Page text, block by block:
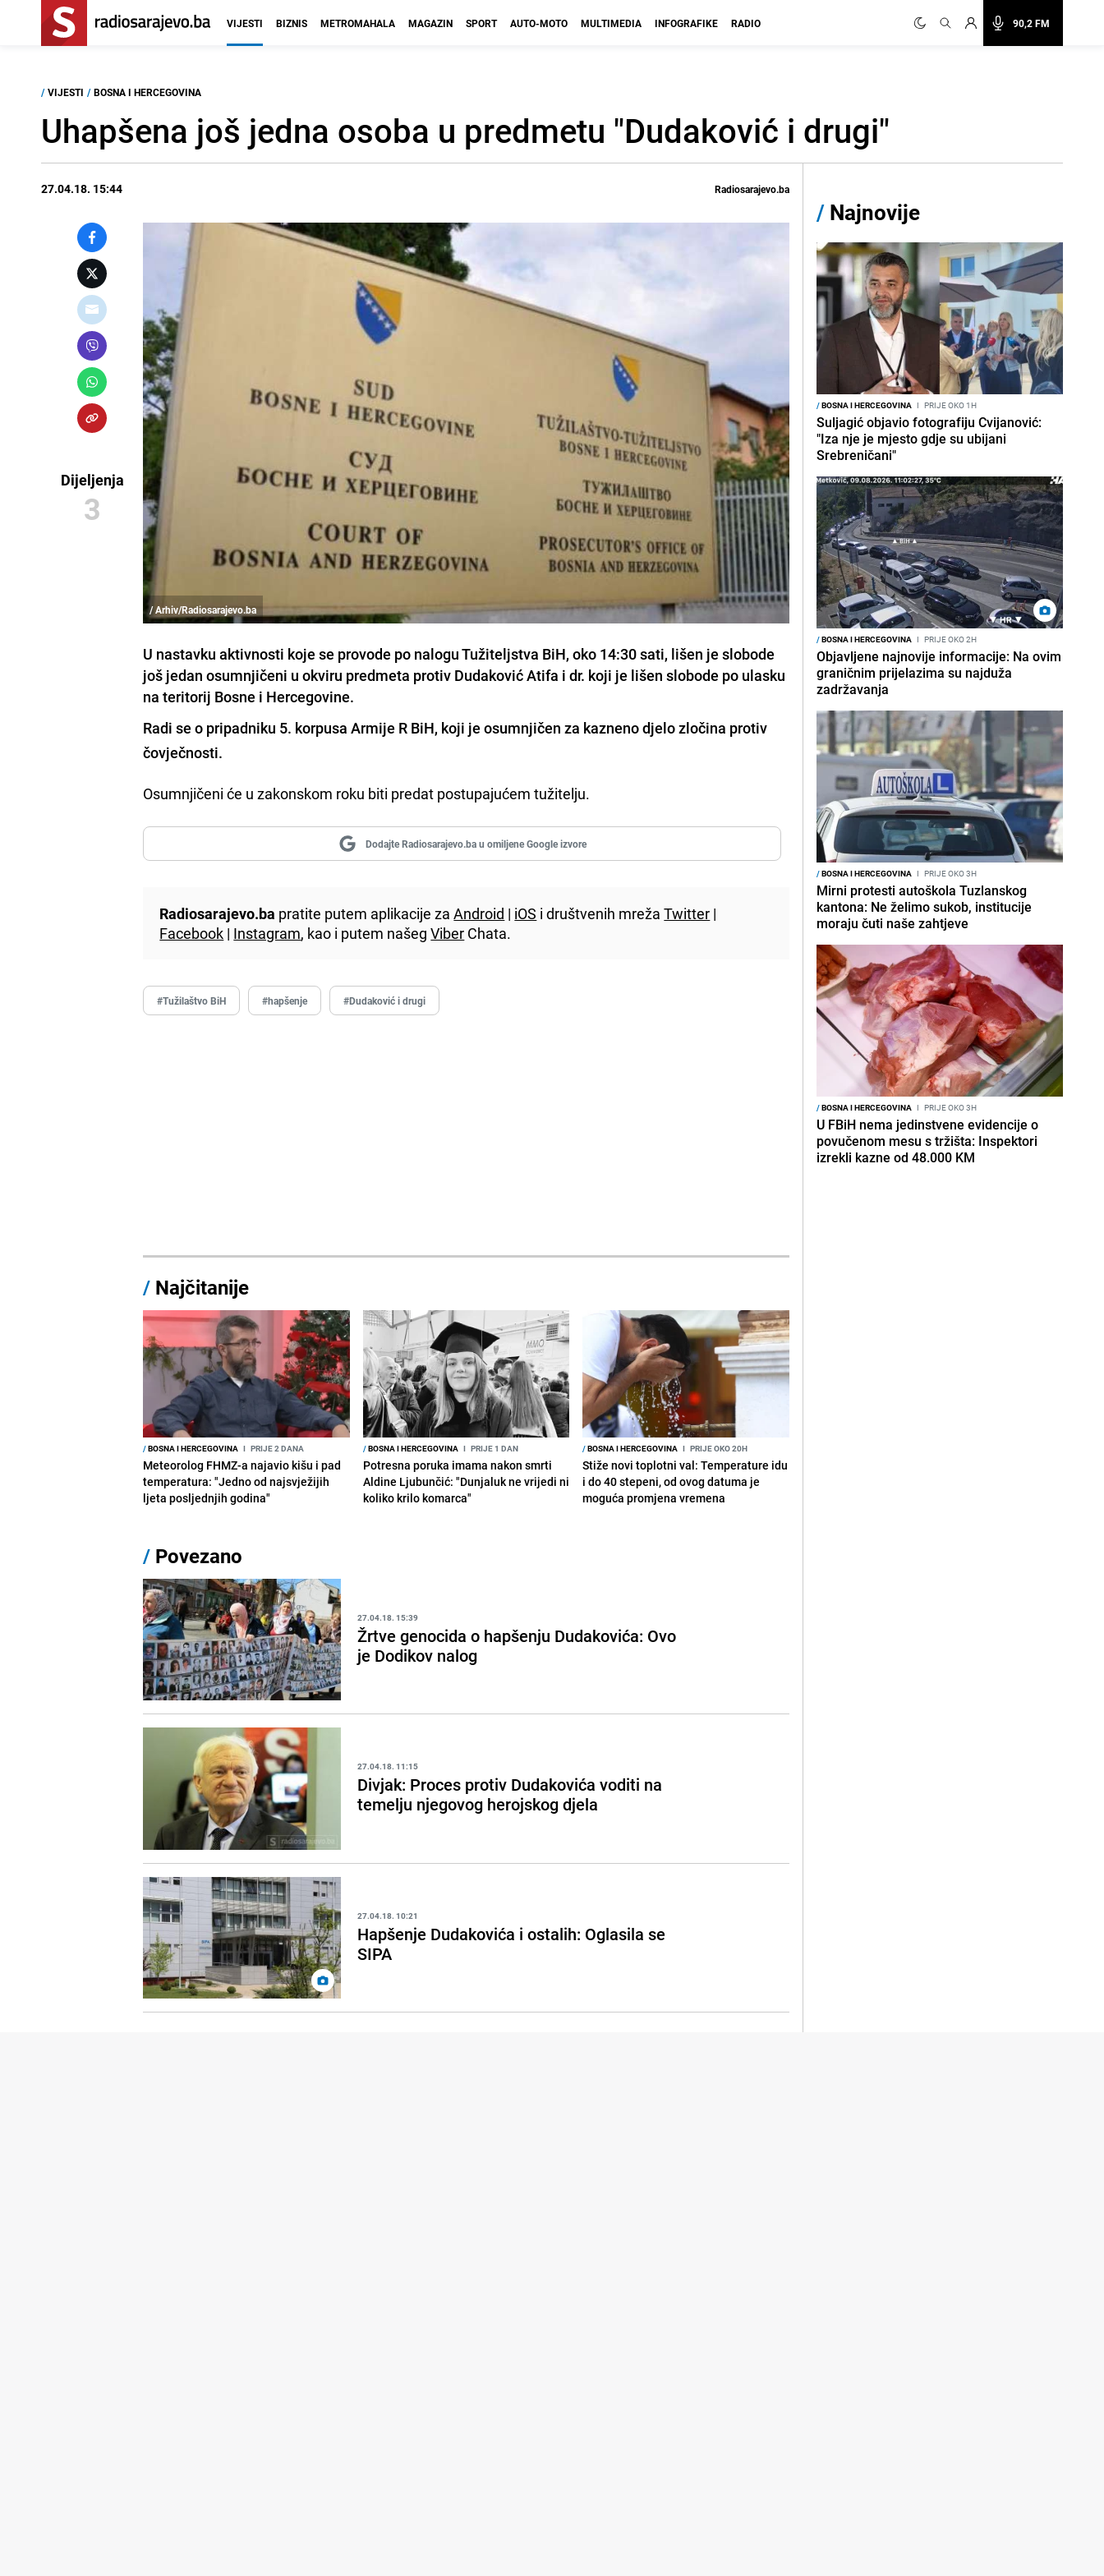
90,2 FM
VIJESTI BIZNIS METROMAHALA MAGAZIN SPORT AUTO-MOTO MULTIMEDIA INFOGRAFIKE RADIO
/ VIJESTI / BOSNA I HERCEGOVINA
Uhapšena još jedna osoba u predmetu "Dudaković i drugi"
27.04.18. 15:44 Radiosarajevo.ba
Dijeljenja
3
/ Arhiv/Radiosarajevo.ba
U nastavku aktivnosti koje se provode po nalogu Tužiteljstva BiH, oko 14:30 sati, lišen je slobode
još jedan osumnjičeni u okviru predmeta protiv Dudaković Atifa i dr. koji je lišen slobode po ulasku
na teritorij Bosne i Hercegovine.
Radi se o pripadniku 5. korpusa Armije R BiH, koji je osumnjičen za kazneno djelo zločina protiv
čovječnosti.
Osumnjičeni će u zakonskom roku biti predat postupajućem tužitelju.
Dodajte Radiosarajevo.ba u omiljene Google izvore
Radiosarajevo.ba pratite putem aplikacije zaAndroid | iOS i društvenih mrežaTwitter |
Facebook | Instagram, kao i putem našegViber Chata.
#Tužilaštvo BiH #hapšenje #Dudaković i drugi
/ Najčitanije
/BOSNA I HERCEGOVINA I PRIJE 2 DANA
Meteorolog FHMZ-a najavio kišu i pad
temperatura: "Jedno od najsvježijih
ljeta posljednjih godina"
/BOSNA I HERCEGOVINA I PRIJE 1 DAN
Potresna poruka imama nakon smrti
Aldine Ljubunčić: "Dunjaluk ne vrijedi ni
koliko krilo komarca"
/BOSNA I HERCEGOVINA I PRIJE OKO 20H
Stiže novi toplotni val: Temperature idu
i do 40 stepeni, od ovog datuma je
moguća promjena vremena
/ Povezano
27.04.18. 15:39
Žrtve genocida o hapšenju Dudakovića: Ovo
je Dodikov nalog
27.04.18. 11:15
Divjak: Proces protiv Dudakovića voditi na
temelju njegovog herojskog djela
27.04.18. 10:21
Hapšenje Dudakovića i ostalih: Oglasila se
SIPA
/ Najnovije
/BOSNA I HERCEGOVINA I PRIJE OKO 1H
Suljagić objavio fotografiju Cvijanović:
"Iza nje je mjesto gdje su ubijani
Srebreničani"
/BOSNA I HERCEGOVINA I PRIJE OKO 2H
Objavljene najnovije informacije: Na ovim
graničnim prijelazima su najduža
zadržavanja
/BOSNA I HERCEGOVINA I PRIJE OKO 3H
Mirni protesti autoškola Tuzlanskog
kantona: Ne želimo sukob, institucije
moraju čuti naše zahtjeve
/BOSNA I HERCEGOVINA I PRIJE OKO 3H
U FBiH nema jedinstvene evidencije o
povučenom mesu s tržišta: Inspektori
izrekli kazne od 48.000 KM